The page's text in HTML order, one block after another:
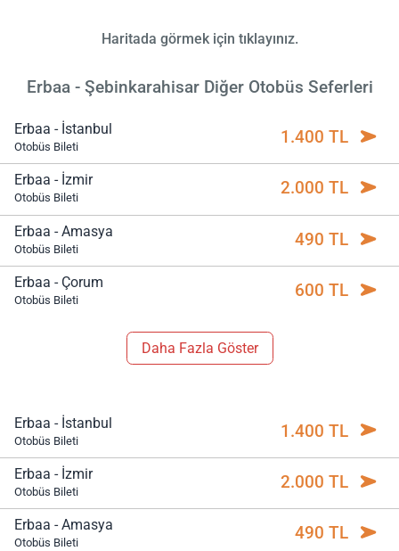
Haritada görmek için tıklayınız.
Erbaa - Şebinkarahisar Diğer Otobüs Seferleri
Erbaa - İstanbul
Otobüs Bileti 1.400 TL
Erbaa - İzmir
Otobüs Bileti 2.000 TL
Erbaa - Amasya
Otobüs Bileti 490 TL
Erbaa - Çorum
Otobüs Bileti 600 TL
Daha Fazla Göster
Erbaa - İstanbul
Otobüs Bileti 1.400 TL
Erbaa - İzmir
Otobüs Bileti 2.000 TL
Erbaa - Amasya
Otobüs Bileti 490 TL